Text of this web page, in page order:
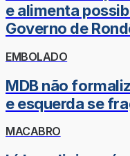
e alimenta
Governo de
EMBOLADO
MDB não
e esquerda se
MACABRO